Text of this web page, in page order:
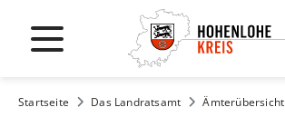
Startseite Das Landratsamt
Ämterübersicht